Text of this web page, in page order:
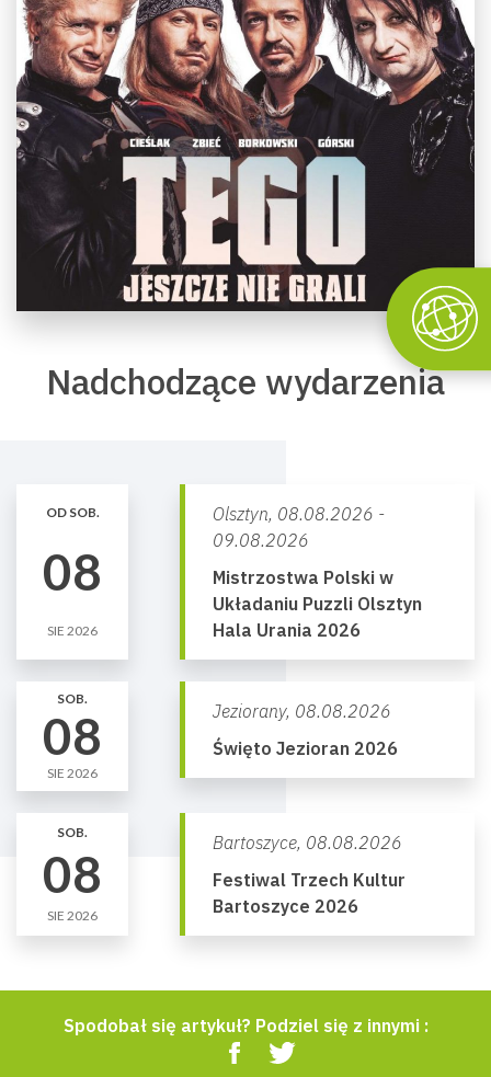
Nadchodzące wydarzenia
OD SOB.
08
SIE 2026
Olsztyn, 08.08.2026 -
09.08.2026
Mistrzostwa Polski w
Układaniu Puzzli Olsztyn
Hala Urania 2026
SOB.
08
SIE 2026
Jeziorany, 08.08.2026
Święto Jezioran 2026
SOB.
08
SIE 2026
Bartoszyce, 08.08.2026
Festiwal Trzech Kultur
Bartoszyce 2026
Spodobał się artykuł? Podziel się z innymi :